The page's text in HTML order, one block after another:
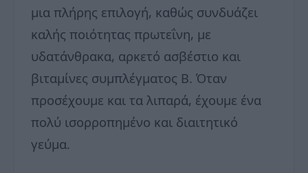
μια πλήρης επιλογή, καθώς συνδυάζει
καλής ποιότητας πρωτεΐνη, με
υδατάνθρακα, αρκετό ασβέστιο και
βιταμίνες συμπλέγματος Β. Όταν
προσέχουμε και τα λιπαρά, έχουμε ένα
πολύ ισορροπημένο και διαιτητικό
γεύμα.